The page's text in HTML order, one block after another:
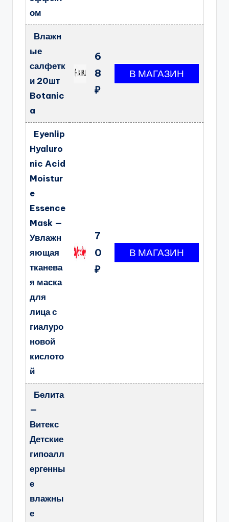
ом
Влажн
ые
салфетк
и 20шт
Botanic
a
6
8
₽
Eyenlip
Hyaluro
nic Acid
Moistur
e
Essence
Mask —
Увлажн
яющая
тканева
я маска
для
лица с
гиалуро
новой
кислото
й
7
0
₽
Белита
—
Витекс
Детские
гипоалл
ергенны
е
влажны
е